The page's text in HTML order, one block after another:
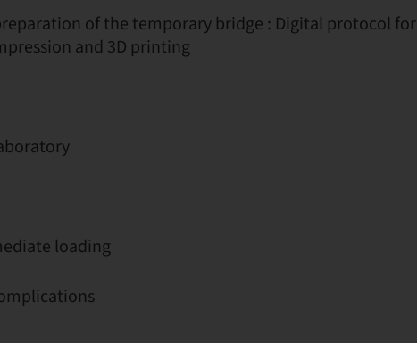
of the temporary bridge : Digital protocol for
and 3D printing
loading